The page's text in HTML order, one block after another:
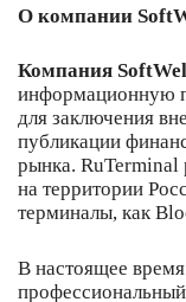
О компании
Компания
информационную
для заключения
публикации
рынка. RuTerminal
на территории
терминалы, как
В настоящее